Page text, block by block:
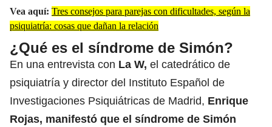
Vea aquí: Tres consejos para parejas con dificultades, según la
psiquiatría: cosas que dañan la relación
¿Qué es el síndrome de Simón?
En una entrevista con La W, el catedrático de
psiquiatría y director del Instituto Español de
Investigaciones Psiquiátricas de Madrid, Enrique
Rojas, manifestó que el síndrome de Simón